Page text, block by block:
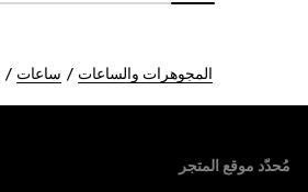
المجوهرات والساعات ساعات
مُحدّد موقع المتجر